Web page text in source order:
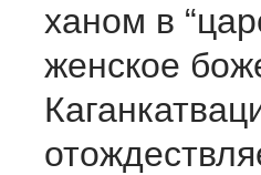
ханом в
женское